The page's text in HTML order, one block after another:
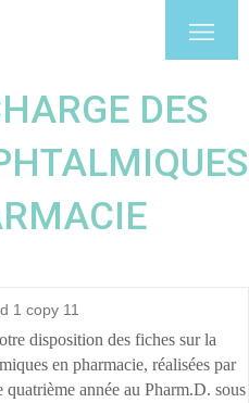
DES
disposition des fiches sur la
en pharmacie, réalisées par
année au Pharm.D. sous